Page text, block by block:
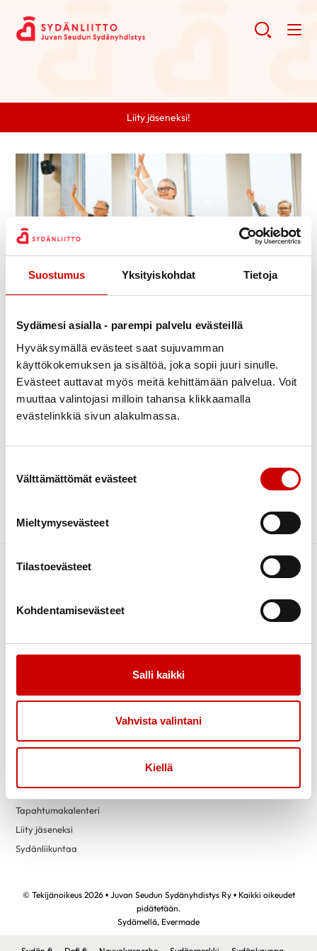
Suostumus Yksityiskohdat Tietoja
Sydämesi asialla - parempi palvelu evästeillä
Hyväksymällä evästeet saat sujuvamman
käyttökokemuksen ja sisältöä, joka sopii juuri sinulle.
Evästeet auttavat myös meitä kehittämään palvelua. Voit
muuttaa valintojasi milloin tahansa klikkaamalla
evästelinkkiä sivun alakulmassa.
Välttämättömät evästeet
Mieltymysevästeet
Tilastoevästeet
Kohdentamisevästeet
Salli kaikki
Vahvista valintani
Kiellä
Liity jäseneksi!
Sydänliikuntaa Juvalla
Vesijumppa
Keskiviikkoisin klo 12.30- 13.00 (ovet aukeavat 12.00)
Sampolassa joka toinen parillinen viikko.
Lisätietoja Eija Luukkonen, puh. 050 574 2956,
Tervetuloa!
Link to facebook
Link to instagram
Link to youtube
Tukea
Toimintaa
Tapahtumakalenteri
Liity jäseneksi
Sydänliikuntaa
Yhteystiedot
© Tekijänoikeus 2026 • Juvan Seudun Sydänyhdistys Ry • Kaikki oikeudet
pidätetään.
Sydämellä, Evermade